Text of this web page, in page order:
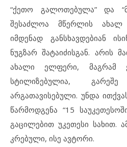
“ქეთო გალოთებულა” და
შესაძლოა მწერლის ახალ
იმდენად განსხავდებიან
ნუგზარ შატაიძისგან. არის
ახალი ელფერი, მაგრამ
სტილიზებულია,
არგათავისებული. უნდა
წარმოდგენა “15
გაცილებით უკეთესი სახით.
კრებული, ისე ავტორი.